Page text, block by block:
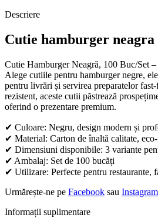
Descriere
Cutie hamburger neagra
Cutie Hamburger Neagră, 100 Buc/Set
Alege cutiile pentru hamburger negre,
pentru livrări și servirea preparatelor
rezistent, aceste cutii păstrează
oferind o prezentare premium.
✔ Culoare: Negru, design modern și
✔ Material: Carton de înaltă calitate,
✔ Dimensiuni disponibile: 3 variante
✔ Ambalaj: Set de 100 bucăți
✔ Utilizare: Perfecte pentru restaurante,
Urmărește-ne pe Facebook sau Instagram
Informații suplimentare